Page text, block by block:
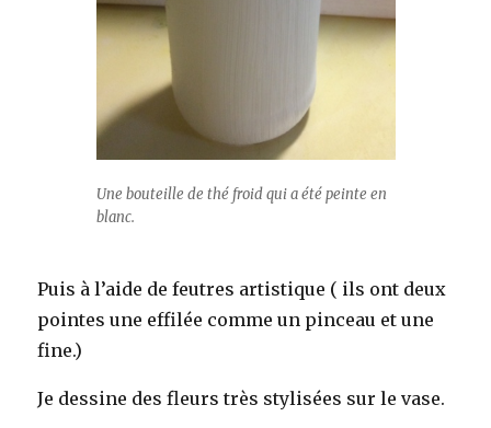
Une bouteille de thé froid qui a été peinte en
blanc.
Puis à l’aide de feutres artistique ( ils ont deux
pointes une effilée comme un pinceau et une
fine.)
Je dessine des fleurs très stylisées sur le vase.